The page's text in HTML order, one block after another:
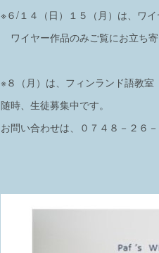
※６/１４（日）１５（月）は、ワ
ワイヤー作品のみご覧にお立ち寄
※８（月）は、フィンランド語教
随時、生徒募集中です。
お問い合わせは、０７４８－２６